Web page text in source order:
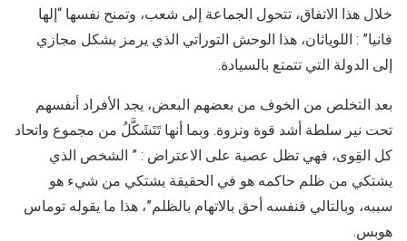
خلال هذا الاتفاق، تتحول الجماعة إلى شعب، وتمنح نفسها “إلها
فانيا” : اللوياثان، هذا الوحش التوراتي الذي يرمز بشكل مجازي
إلى الدولة التي تتمتع بالسيادة.
بعد التخلص من الخوف من بعضهم البعض، يجد الأفراد أنفسهم
تحت نير سلطة أشد قوة ونزوة. وبما أنها تَتَشَكَّلُ من مجموع واتحاد
كل القِوى، فهي تظل عصية على الاعتراض : ” الشخص الذي
يشتكي من ظلم حاكمه هو في الحقيقة يشتكي من شيء هو
سببه، وبالتالي فنفسه أحق بالاتهام بالظلم”، هذا ما يقوله توماس
هوبس.